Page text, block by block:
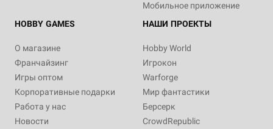
Мобильное приложение
HOBBY GAMES
О магазине
Франчайзинг
Игры оптом
Корпоративные подарки
Работа у нас
Новости
НАШИ ПРОЕКТЫ
Hobby World
Игрокон
Warforge
Мир фантастики
Берсерк
CrowdRepublic